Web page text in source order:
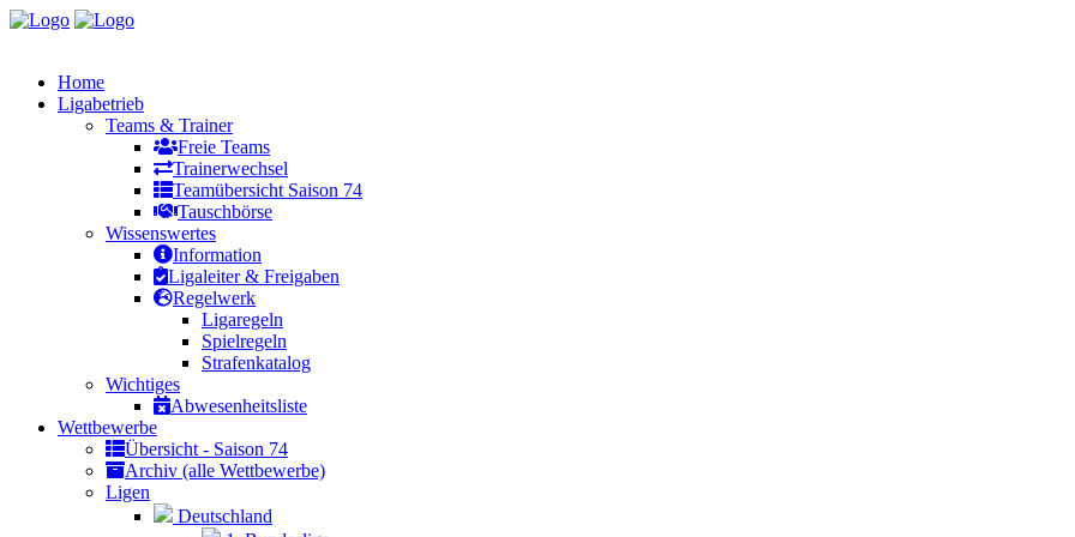
Home
Ligabetrieb
Teams & Trainer
Freie Teams
Trainerwechsel
Teamübersicht Saison 74
Tauschbörse
Wissenswertes
Information
Ligaleiter & Freigaben
Regelwerk
Ligaregeln
Spielregeln
Strafenkatalog
Wichtiges
Abwesenheitsliste
Wettbewerbe
Übersicht - Saison 74
Archiv (alle Wettbewerbe)
Ligen
Deutschland